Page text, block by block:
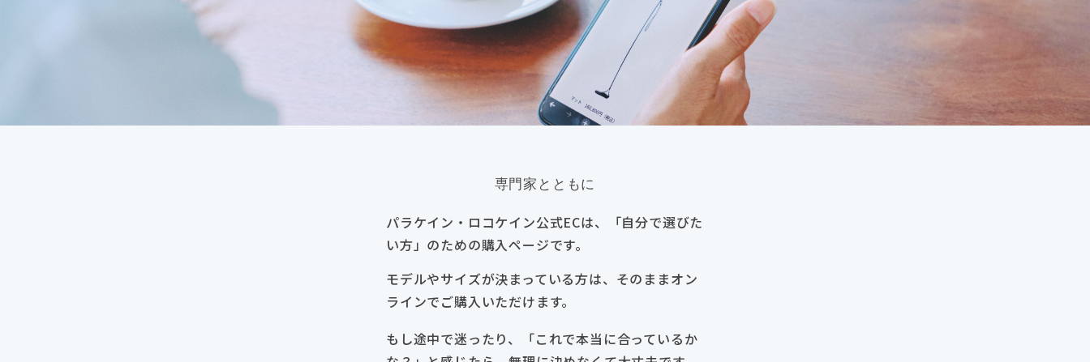
専門家とともに
パラケイン・ロコケイン公式ECは、「自分で選びた
い方」のための購入ページです。
モデルやサイズが決まっている方は、そのままオン
ラインでご購入いただけます。
もし途中で迷ったり、「これで本当に合っているか